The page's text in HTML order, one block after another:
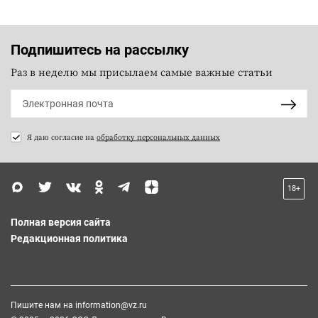
Подпишитесь на рассылку
Раз в неделю мы присылаем самые важные статьи
Я даю согласие на обработку персональных данных
18+
Полная версия сайта
Редакционная политика
Пишите нам на information@vz.ru